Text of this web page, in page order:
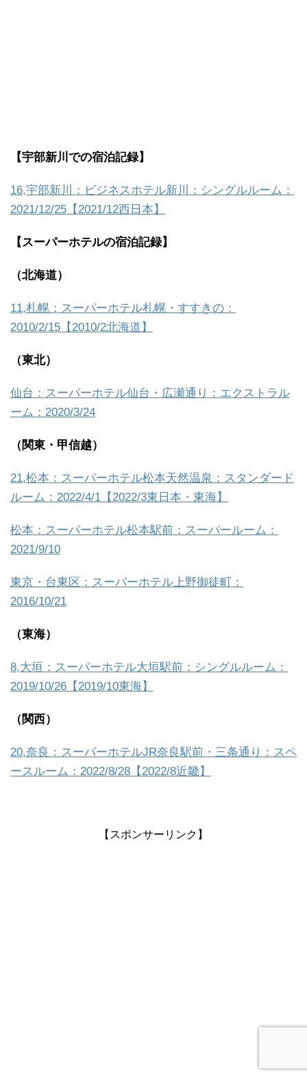
【宇部新川での宿泊記録】
16,宇部新川：ビジネスホテル新川：シングルルーム：
2021/12/25【2021/12西日本】
【スーパーホテルの宿泊記録】
（北海道）
11,札幌：スーパーホテル札幌・すすきの：
2010/2/15【2010/2北海道】
（東北）
仙台：スーパーホテル仙台・広瀬通り：エクストラル
ーム：2020/3/24
（関東・甲信越）
21,松本：スーパーホテル松本天然温泉：スタンダード
ルーム：2022/4/1【2022/3東日本・東海】
松本：スーパーホテル松本駅前：スーパールーム：
2021/9/10
東京・台東区：スーパーホテル上野御徒町：
2016/10/21
（東海）
8,大垣：スーパーホテル大垣駅前：シングルルーム：
2019/10/26【2019/10東海】
（関西）
20,奈良：スーパーホテルJR奈良駅前・三条通り：スペ
ースルーム：2022/8/28【2022/8近畿】
【スポンサーリンク】